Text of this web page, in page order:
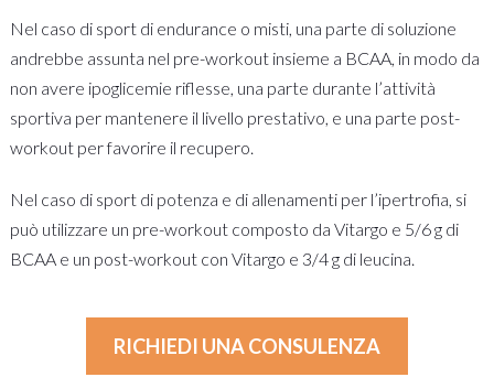
Nel caso di sport di endurance o misti, una parte di soluzione
andrebbe assunta nel pre-workout insieme a BCAA, in modo da
non avere ipoglicemie riflesse, una parte durante l’attività
sportiva per mantenere il livello prestativo, e una parte post-
workout per favorire il recupero.
Nel caso di sport di potenza e di allenamenti per l’ipertrofia, si
può utilizzare un pre-workout composto da Vitargo e 5/6 g di
BCAA e un post-workout con Vitargo e 3/4 g di leucina.
RICHIEDI UNA CONSULENZA